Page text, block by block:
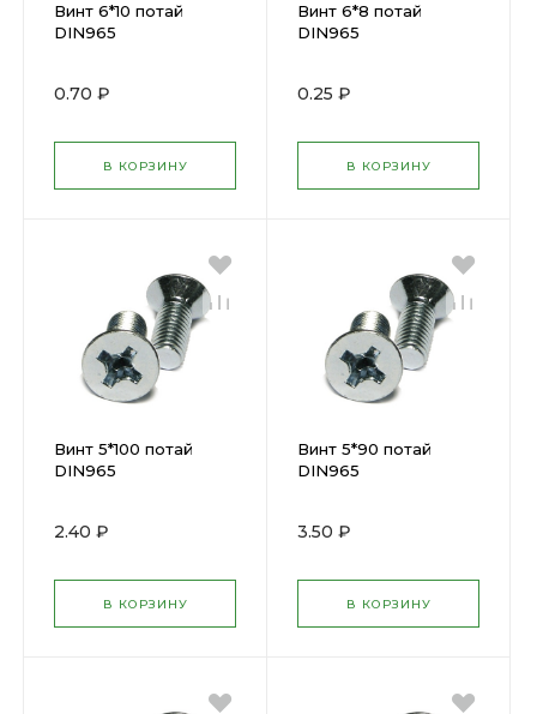
Винт 6*10 потай
DIN965
0.70 ₽
В КОРЗИНУ
Винт 6*8 потай
DIN965
0.25 ₽
В КОРЗИНУ
Винт 5*100 потай
DIN965
2.40 ₽
В КОРЗИНУ
Винт 5*90 потай
DIN965
3.50 ₽
В КОРЗИНУ